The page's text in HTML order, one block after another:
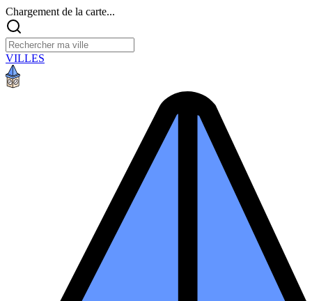
Chargement de la carte...
VILLES